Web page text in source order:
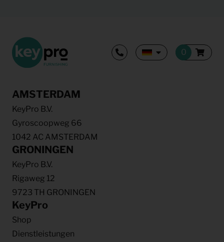
AMSTERDAM
KeyPro B.V.
Gyroscoopweg 66
1042 AC AMSTERDAM
GRONINGEN
KeyPro B.V.
Rigaweg 12
9723 TH GRONINGEN
KeyPro
Shop
Dienstleistungen